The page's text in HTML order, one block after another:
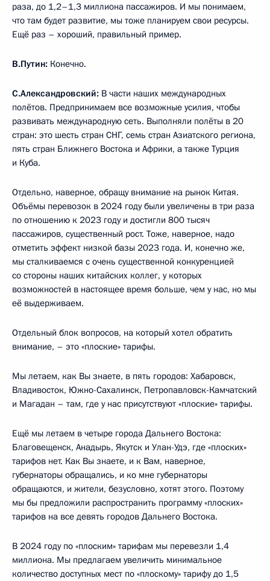
раза, до 1,2–1,3 миллиона пассажиров. И мы понимаем,
что там будет развитие, мы тоже планируем свои ресурсы.
Ещё раз – хороший, правильный пример.
В.Путин: Конечно.
С.Александровский: В части наших международных
полётов. Предпринимаем все возможные усилия, чтобы
развивать международную сеть. Выполняли полёты в 20
стран: это шесть стран СНГ, семь стран Азиатского региона,
пять стран Ближнего Востока и Африки, а также Турция
и Куба.
Отдельно, наверное, обращу внимание на рынок Китая.
Объёмы перевозок в 2024 году были увеличены в три раза
по отношению к 2023 году и достигли 800 тысяч
пассажиров, существенный рост. Тоже, наверное, надо
отметить эффект низкой базы 2023 года. И, конечно же,
мы сталкиваемся с очень существенной конкуренцией
со стороны наших китайских коллег, у которых
возможностей в настоящее время больше, чем у нас, но мы
её выдерживаем.
Отдельный блок вопросов, на который хотел обратить
внимание, – это «плоские» тарифы.
Мы летаем, как Вы знаете, в пять городов: Хабаровск,
Владивосток, Южно-Сахалинск, Петропавловск-Камчатский
и Магадан – там, где у нас присутствуют «плоские» тарифы.
Ещё мы летаем в четыре города Дальнего Востока:
Благовещенск, Анадырь, Якутск и Улан-Удэ, где «плоских»
тарифов нет. Как Вы знаете, и к Вам, наверное,
губернаторы обращались, и ко мне губернаторы
обращаются, и жители, безусловно, хотят этого. Поэтому
мы бы предложили распространить программу «плоских»
тарифов на все девять городов Дальнего Востока.
В 2024 году по «плоским» тарифам мы перевезли 1,4
миллиона. Мы предлагаем увеличить минимальное
количество доступных мест по «плоскому» тарифу до 1,5